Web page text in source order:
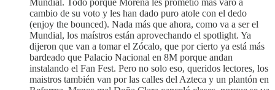
Mundial. Todo porque Morena les prometió más varo a
cambio de su voto y les han dado puro atole con el dedo
(enjoy the bounced). Nada más que ahora, como va a ser el
Mundial, los maístros están aprovechando el spotlight. Ya
dijeron que van a tomar el Zócalo, que por cierto ya está más
bardeado que Palacio Nacional en 8M porque andan
instalando el Fan Fest. Pero no solo eso, queridos lectores, los
maistros también van por las calles del Azteca y un plantón en